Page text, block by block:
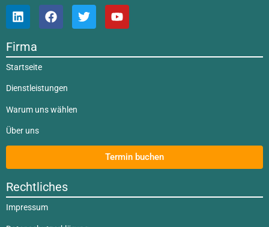
Firma
Startseite
Dienstleistungen
Warum uns wählen
Über uns
Termin buchen
Rechtliches
Impressum